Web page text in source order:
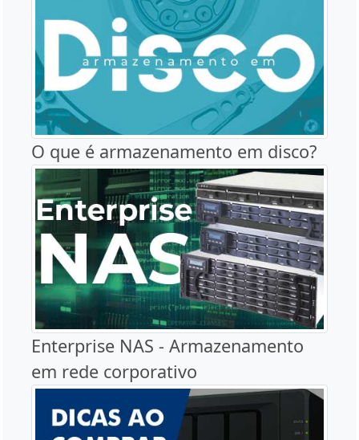
O que é armazenamento em disco?
Enterprise NAS - Armazenamento
em rede corporativo